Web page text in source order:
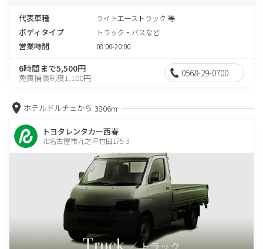
代表車種 ライトエーストラック 等
ボディタイプ トラック・バスなど
営業時間 08:00-20:00
6時間まで5,500円
免責補償制度1,100円 0568-29-0700
ホテルドルチェから 3806m
トヨタレンタカー西春
北名古屋市九之坪竹田175-3